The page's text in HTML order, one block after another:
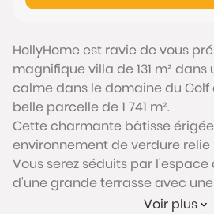
HollyHome est ravie de vous
magnifique villa de 131 m²
calme dans le domaine du Golf
belle parcelle de 1 741 m².
Cette charmante bâtisse
environnement de verdure
Vous serez séduits par
d'une grande terrasse avec
baigné de lumière grâce aux
Voir plus